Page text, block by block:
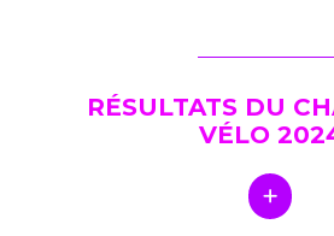
RÉSULTATS DU
VÉLO